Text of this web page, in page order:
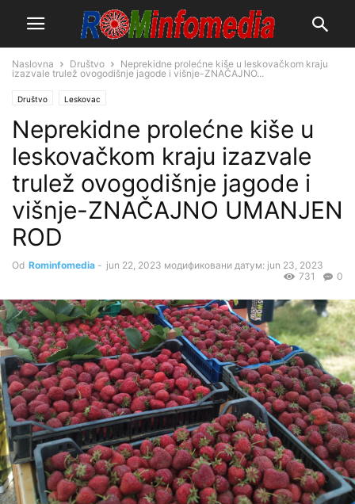
Naslovna Društvo
Neprekidne prolećne kiše u leskovačkom kraju
izazvale trulež ovogodišnje jagode i višnje-ZNAČAJNO...
Društvo Leskovac
Neprekidne prolećne kiše u
leskovačkom kraju izazvale
trulež ovogodišnje jagode i
višnje-ZNAČAJNO UMANJEN
ROD
Od Rominfomedia - jun 22, 2023 модификовани датум: jun 23, 2023
0
731